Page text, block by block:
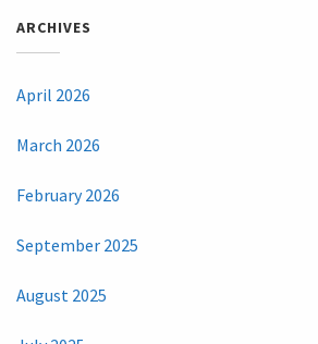
ARCHIVES
April 2026
March 2026
February 2026
September 2025
August 2025